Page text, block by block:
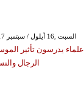
GMT 01:19 2017 السبت ,16 أيلول / سبتمبر
علماء يدرسون تأثير
الرجال